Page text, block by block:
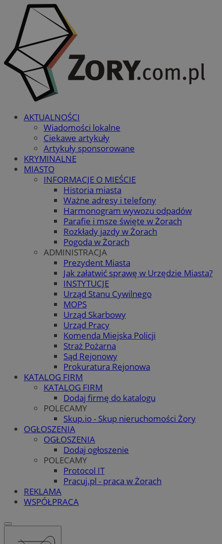
AKTUALNOŚCI
Wiadomości lokalne
Ciekawe artykuły
Artykuły sponsorowane
KRYMINALNE
MIASTO
INFORMACJE O MIEŚCIE
Historia miasta
Ważne adresy i telefony
Harmonogram wywozu odpadów
Parafie i msze święte w Żorach
Rozkłady jazdy w Żorach
Pogoda w Żorach
ADMINISTRACJA
Prezydent Miasta
Jak załatwić sprawę w Urzędzie Miasta?
INSTYTUCJE
Urząd Stanu Cywilnego
MOPS
Urząd Skarbowy
Urząd Pracy
Komenda Miejska Policji
Straż Pożarna
Sąd Rejonowy
Prokuratura Rejonowa
KATALOG FIRM
KATALOG FIRM
Dodaj firmę do katalogu
POLECAMY
Skup.io - Skup nieruchomości Żory
OGŁOSZENIA
OGŁOSZENIA
Dodaj ogłoszenie
POLECAMY
Protocol IT
Pracuj.pl - praca w Żorach
REKLAMA
WSPÓŁPRACA